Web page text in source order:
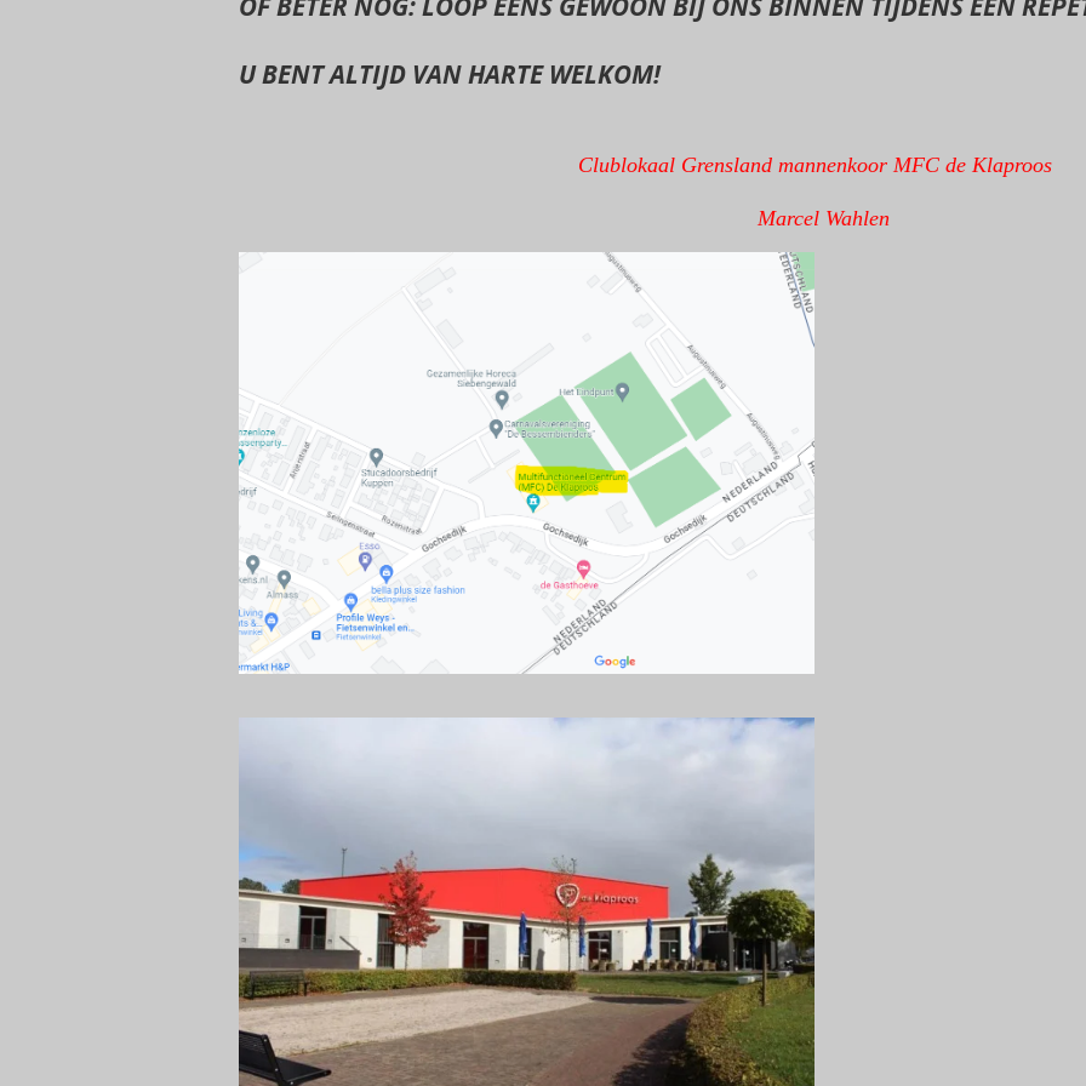
U BENT ALTIJD VAN HARTE WELKOM!
Clublokaal Grensland mannenkoor MFC de Klaproos
Marcel Wahlen